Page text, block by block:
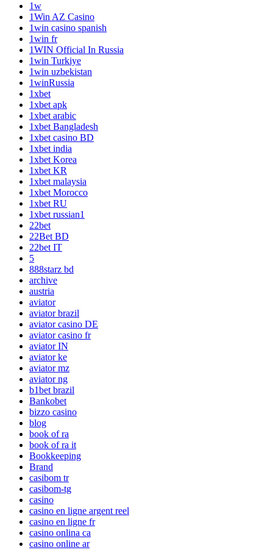
1w
1Win AZ Casino
1win casino spanish
1win fr
1WIN Official In Russia
1win Turkiye
1win uzbekistan
1winRussia
1xbet
1xbet apk
1xbet arabic
1xbet Bangladesh
1xbet casino BD
1xbet india
1xbet Korea
1xbet KR
1xbet malaysia
1xbet Morocco
1xbet RU
1xbet russian1
22bet
22Bet BD
22bet IT
5
888starz bd
archive
austria
aviator
aviator brazil
aviator casino DE
aviator casino fr
aviator IN
aviator ke
aviator mz
aviator ng
b1bet brazil
Bankobet
bizzo casino
blog
book of ra
book of ra it
Bookkeeping
Brand
casibom tr
casibom-tg
casino
casino en ligne argent reel
casino en ligne fr
casino onlina ca
casino online ar